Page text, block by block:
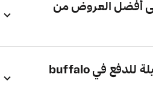
أفضل العروض من
كيف استخدم تابي كوسيلة للدفع في buffalo